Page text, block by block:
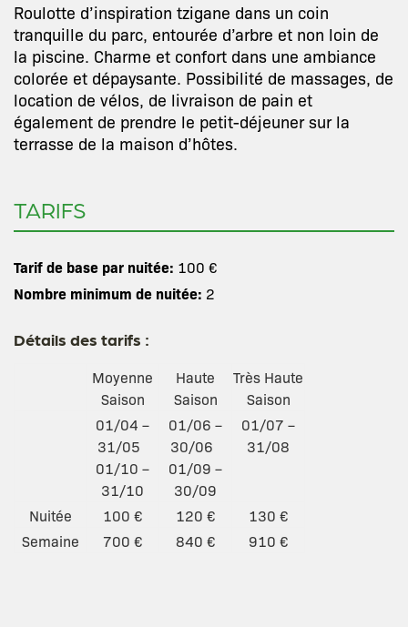
Roulotte d’inspiration tzigane dans un coin
tranquille du parc, entourée d’arbre et non loin de
la piscine. Charme et confort dans une ambiance
colorée et dépaysante. Possibilité de massages, de
location de vélos, de livraison de pain et
également de prendre le petit-déjeuner sur la
terrasse de la maison d’hôtes.
TARIFS
Tarif de base par nuitée: 100 €
Nombre minimum de nuitée: 2
Détails des tarifs :
Moyenne
Saison
Haute
Saison
Très Haute
Saison
01/04 –
31/05
01/10 –
31/10
01/06 –
30/06
01/09 –
30/09
01/07 –
31/08
Nuitée 100 € 120 €
130 €
Semaine
700 € 840 € 910 €